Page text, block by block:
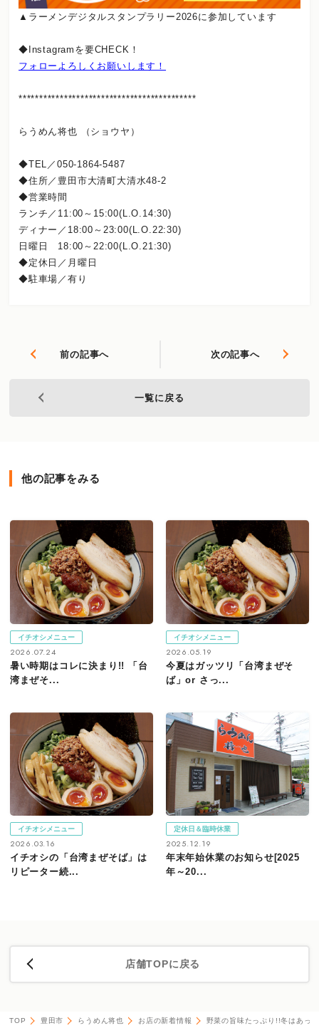
▲ラーメンデジタルスタンプラリー2026に参加しています
◆Instagramを要CHECK！
フォローよろしくお願いします！
*******************************************
らうめん将也 （ショウヤ）
◆TEL／050-1864-5487
◆住所／豊田市大清町大清水48-2
◆営業時間
ランチ／11:00～15:00(L.O.14:30)
ディナー／18:00～23:00(L.O.22:30)
日曜日 18:00～22:00(L.O.21:30)
◆定休日／月曜日
◆駐車場／有り
前の記事へ 次の記事へ
一覧に戻る
他の記事をみる
イチオシメニュー
2026.07.24
暑い時期はコレに決まり!! 「台
湾まぜそ...
イチオシメニュー
2026.05.19
今夏はガッツリ「台湾まぜそ
ば」or さっ...
イチオシメニュー
2026.03.16
イチオシの「台湾まぜそば」は
リピーター続...
定休日＆臨時休業
2025.12.19
年末年始休業のお知らせ[2025
年～20...
店舗TOPに戻る
TOP 豊田市 らうめん将也 お店の新着情報 野菜の旨味たっぷり!!冬はあっ